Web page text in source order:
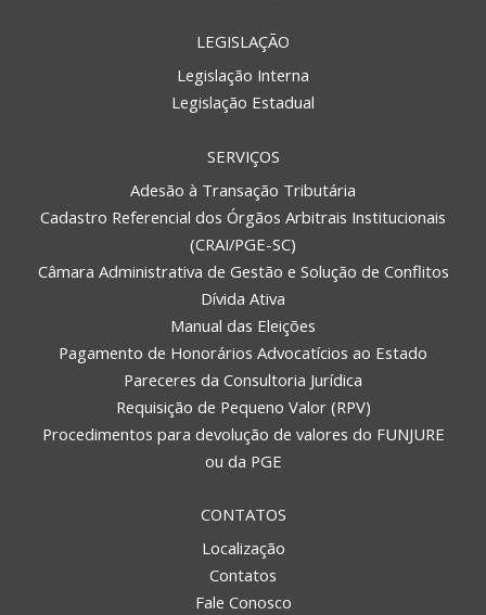
LEGISLAÇÃO
Legislação Interna
Legislação Estadual
SERVIÇOS
Adesão à Transação Tributária
Cadastro Referencial dos Órgãos Arbitrais Institucionais
(CRAI/PGE-SC)
Câmara Administrativa de Gestão e Solução de Conflitos
Dívida Ativa
Manual das Eleições
Pagamento de Honorários Advocatícios ao Estado
Pareceres da Consultoria Jurídica
Requisição de Pequeno Valor (RPV)
Procedimentos para devolução de valores do FUNJURE
ou da PGE
CONTATOS
Localização
Contatos
Fale Conosco